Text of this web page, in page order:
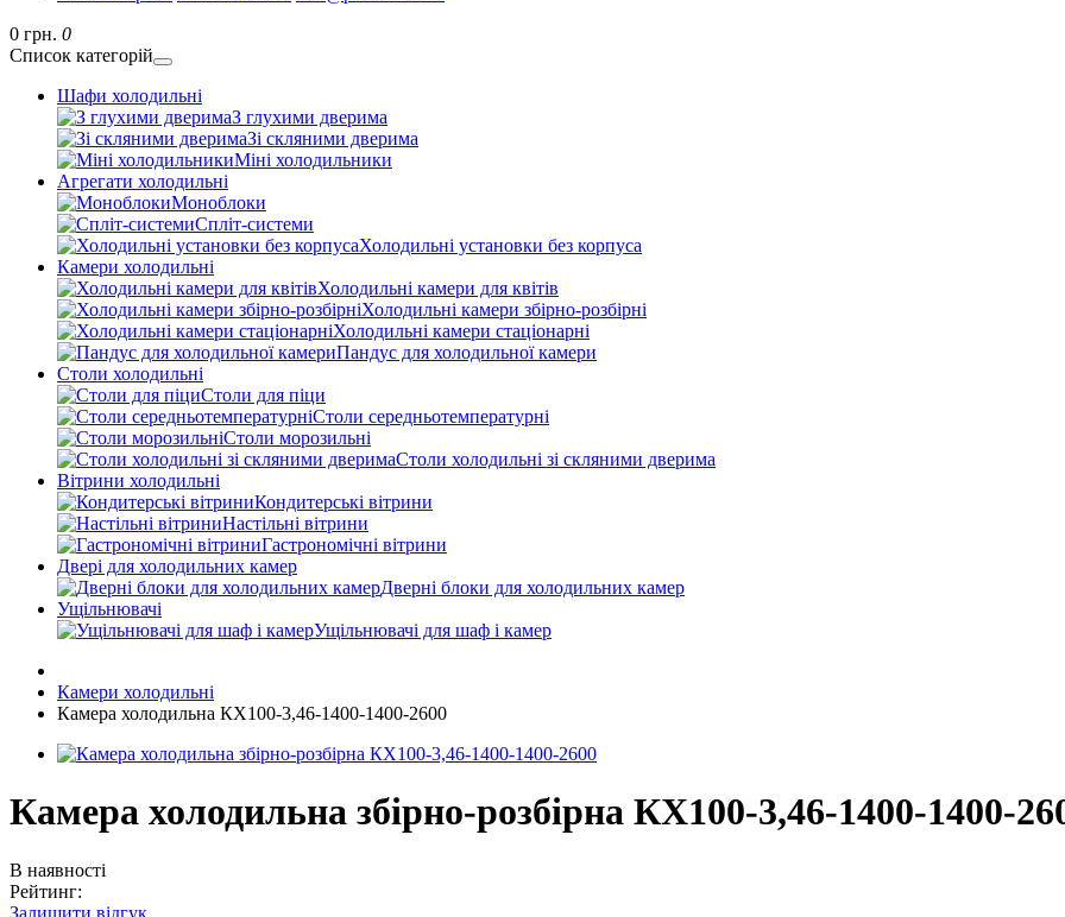
0 грн. 0
Список категорій
Шафи холодильні
З глухими дверима
Зі скляними дверима
Міні холодильники
Агрегати холодильні
Моноблоки
Спліт-системи
Холодильні установки без корпуса
Камери холодильні
Холодильні камери для квітів
Холодильні камери збірно-розбірні
Холодильні камери стаціонарні
Пандус для холодильної камери
Столи холодильні
Столи для піци
Столи середньотемпературні
Столи морозильні
Столи холодильні зі скляними дверима
Вітрини холодильні
Кондитерські вітрини
Настільні вітрини
Гастрономічні вітрини
Двері для холодильних камер
Дверні блоки для холодильних камер
Ущільнювачі
Ущільнювачі для шаф і камер
Камери холодильні
Камера холодильна КХ100-3,46-1400-1400-2600
Камера холодильна збірно-розбірна КХ100-3,46-1400-1400-
В наявності
Рейтинг:
Залишити відгук